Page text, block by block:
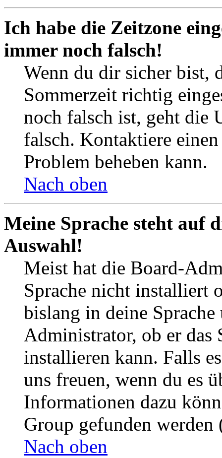
Ich habe die Zeitzone
immer noch falsch!
Wenn du dir sicher bist,
Sommerzeit richtig
noch falsch ist, geht die
falsch. Kontaktiere
Problem beheben kann.
Nach oben
Meine Sprache steht auf
Auswahl!
Meist hat die Board-
Sprache nicht installiert
bislang in deine
Administrator, ob er das
installieren kann. Falls
uns freuen, wenn du es
Informationen dazu
Group gefunden
Nach oben